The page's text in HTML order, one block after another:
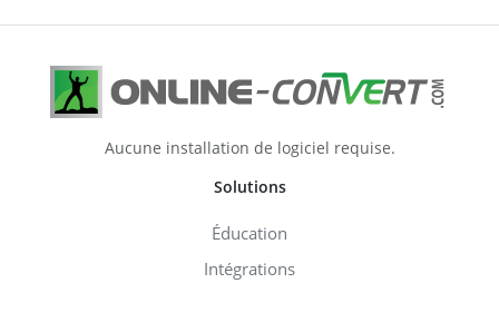
Aucune installation de logiciel requise.
Solutions
Éducation
Intégrations